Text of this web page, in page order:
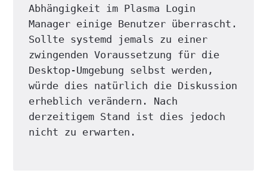
Abhängigkeit im Plasma Login
Manager einige Benutzer überrascht.
Sollte systemd jemals zu einer
zwingenden Voraussetzung für die
Desktop-Umgebung selbst werden,
würde dies natürlich die Diskussion
erheblich verändern. Nach
derzeitigem Stand ist dies jedoch
nicht zu erwarten.